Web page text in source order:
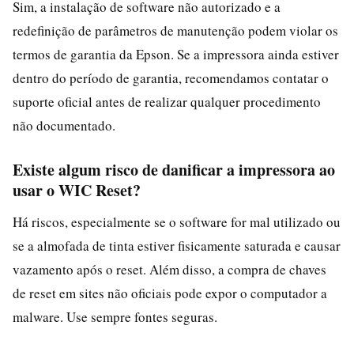
Sim, a instalação de software não autorizado e a
redefinição de parâmetros de manutenção podem violar os
termos de garantia da Epson. Se a impressora ainda estiver
dentro do período de garantia, recomendamos contatar o
suporte oficial antes de realizar qualquer procedimento
não documentado.
Existe algum risco de danificar a impressora ao
usar o WIC Reset?
Há riscos, especialmente se o software for mal utilizado ou
se a almofada de tinta estiver fisicamente saturada e causar
vazamento após o reset. Além disso, a compra de chaves
de reset em sites não oficiais pode expor o computador a
malware. Use sempre fontes seguras.